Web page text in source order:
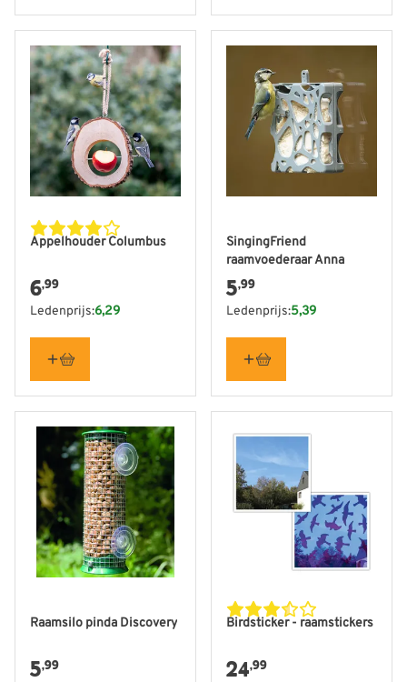
Appelhouder Columbus
6,99
Ledenprijs:6,29
SingingFriend
raamvoederaar Anna
5,99
Ledenprijs:5,39
Raamsilo pinda Discovery
5,99
Birdsticker - raamstickers
24,99